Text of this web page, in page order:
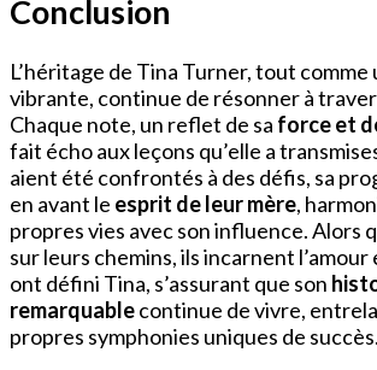
Conclusion
L’héritage de Tina Turner, tout comme
vibrante, continue de résonner à
Chaque note, un reflet de sa force et
fait écho aux leçons qu’elle a
aient été confrontés à des défis, sa
en avant le esprit de leur mère,
propres vies avec son influence. Alors
sur leurs chemins, ils incarnent
ont défini Tina, s’assurant que son
remarquablecontinue de vivre,
propres symphonies uniques de succès.